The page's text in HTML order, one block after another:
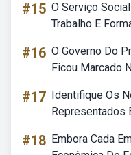
#15 O Serviço
Trabalho E
#16 O Governo Do
Ficou Marcado
#17 Identifique Os
Representados
#18 Embora Cada